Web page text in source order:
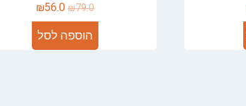
₪79.0
₪56.0
הוספה לסל